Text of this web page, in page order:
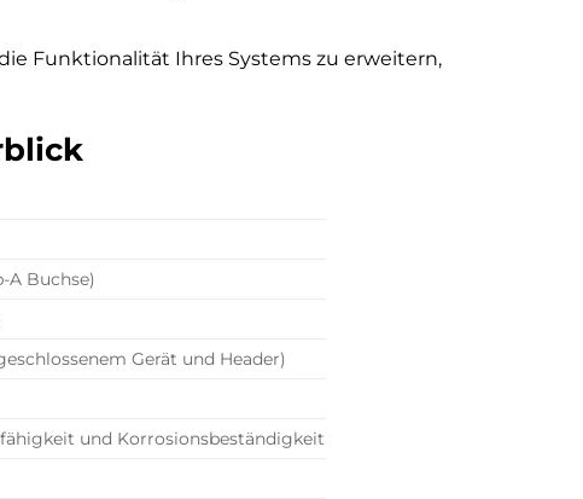
Funktionalität Ihres Systems zu erweitern,
A Buchse)
Gerät und Header)
und Korrosionsbeständigkeit